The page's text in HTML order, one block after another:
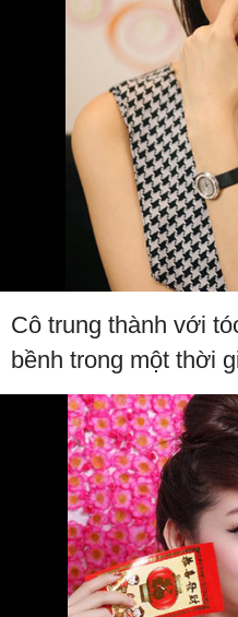
Cô trung thành với
bềnh trong một thời